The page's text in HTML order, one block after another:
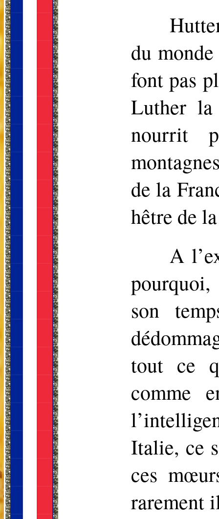
du
font pas
Luther
nourrit
de la
hêtre de
A
son
tout ce
comme
Italie, ce
ces
rarement